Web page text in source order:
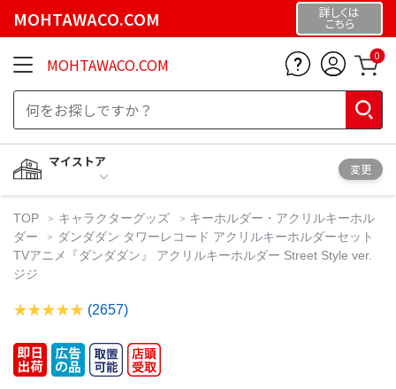
MOHTAWACO.COM 詳しくは
こちら
MOHTAWACO.COM 0
マイストア
変更
TOP キャラクターグッズ
キーホルダー・アクリルキーホル
ダー
ダンダダン タワーレコード アクリルキーホルダーセット
TVアニメ『ダンダダン』 アクリルキーホルダー Street Style ver.
ジジ
(2657)